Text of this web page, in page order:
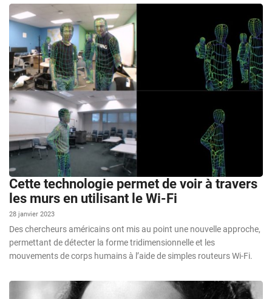
Cette technologie permet de voir à travers
les murs en utilisant le Wi-Fi
28 janvier 2023
Des chercheurs américains ont mis au point une nouvelle approche,
permettant de détecter la forme tridimensionnelle et les
mouvements de corps humains à l’aide de simples routeurs Wi-Fi.